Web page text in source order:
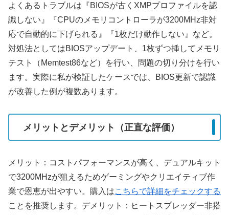
よくあるトラブルは『BIOSが古くXMPプロファイルを認
識しない』『CPUのメモリコントローラが3200MHz非対
応で自動的に下げられる』『1枚だけ動作しない』など。
対処法としてはBIOSアップデート、1枚ずつ挿してメモリ
テスト（Memtest86など）を行い、問題の切り分けを行い
ます。実際に私が検証したケースでは、BIOS更新で認識
が改善した例が複数あります。
メリットとデメリット（正直な評価）
メリット：コストパフォーマンスが高く、デュアルキット
で3200MHzが狙えるためゲーミングやクリエイティブ作
業で恩恵が出やすい。購入はこちらで詳細をチェックする
ことを推奨します。デメリット：ヒートスプレッダー非搭